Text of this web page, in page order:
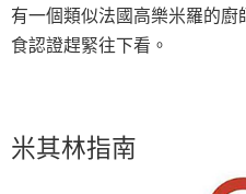
有一個類似法國高樂米羅的
食認證趕緊往下看。
米其林指南